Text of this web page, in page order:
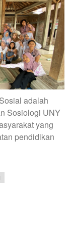
adalah
Sosiologi UNY
yang
pendidikan